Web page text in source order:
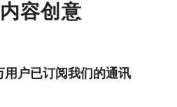
容创意
用户已订阅我们的通讯